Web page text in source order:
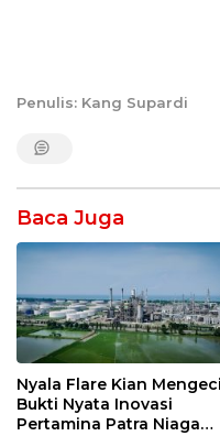
Penulis: Kang Supardi
Baca Juga
Nyala Flare Kian
Bukti Nyata Inovasi
Pertamina Patra Niaga